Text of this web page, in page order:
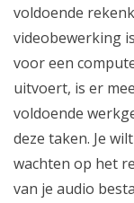
voldoende
videobewerking
voor een
uitvoert, is er
voldoende
deze taken. Je
wachten op het
van je audio